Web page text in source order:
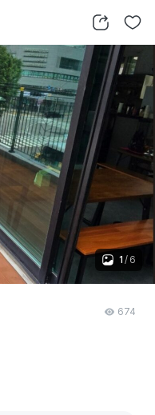
공유하기 찜하기
1 / 6
674